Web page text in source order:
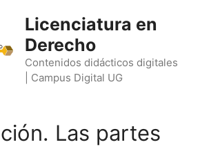
Licenciatura en
Derecho
Contenidos didácticos digitales
| Campus Digital UG
Las partes